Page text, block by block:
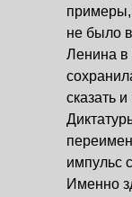
примеры,
не было
Ленина в
сказать
импульс
Именно